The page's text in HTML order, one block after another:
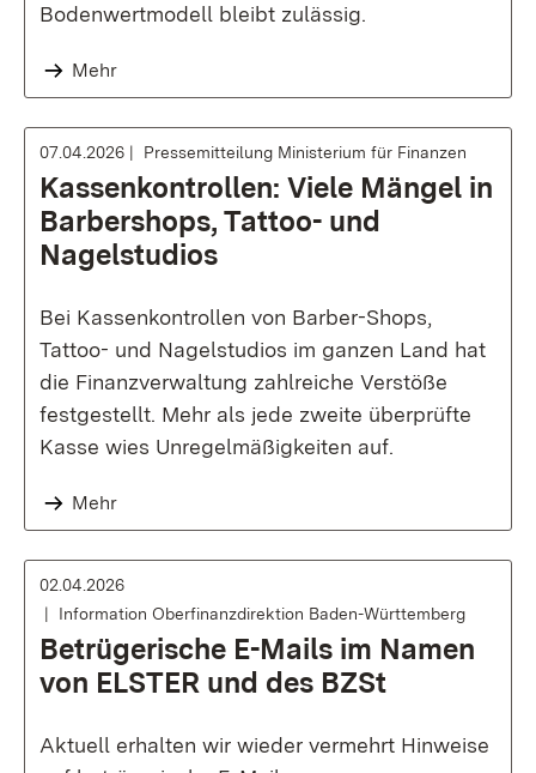
Bodenwertmodell bleibt zulässig.
Mehr
07.04.2026 Pressemitteilung Ministerium für Finanzen
Kassenkontrollen: Viele Mängel in
Barbershops, Tattoo- und
Nagelstudios
Bei Kassenkontrollen von Barber-Shops,
Tattoo- und Nagelstudios im ganzen Land hat
die Finanzverwaltung zahlreiche Verstöße
festgestellt. Mehr als jede zweite überprüfte
Kasse wies Unregelmäßigkeiten auf.
Mehr
02.04.2026
Information Oberfinanzdirektion Baden-Württemberg
Betrügerische E-Mails im Namen
von ELSTER und des BZSt
Aktuell erhalten wir wieder vermehrt Hinweise